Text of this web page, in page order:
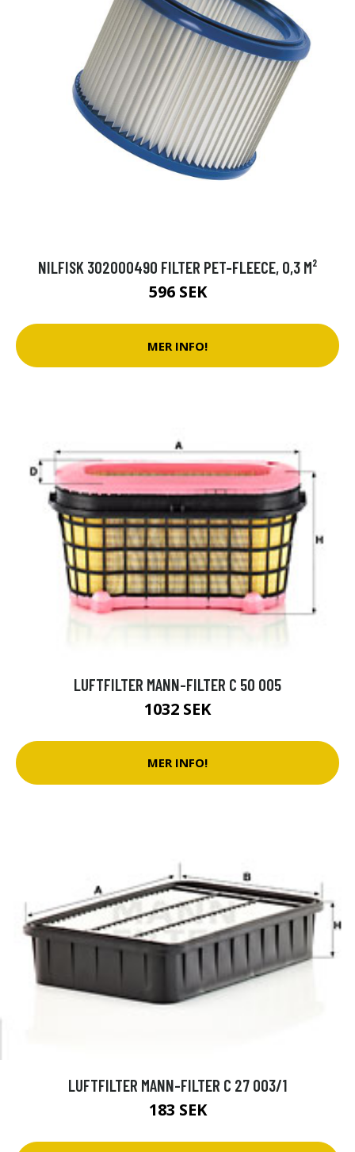
NILFISK 302000490 FILTER PET-FLEECE, 0,3 M²
596 SEK
MER INFO!
LUFTFILTER MANN-FILTER C 50 005
1032 SEK
MER INFO!
LUFTFILTER MANN-FILTER C 27 003/1
183 SEK